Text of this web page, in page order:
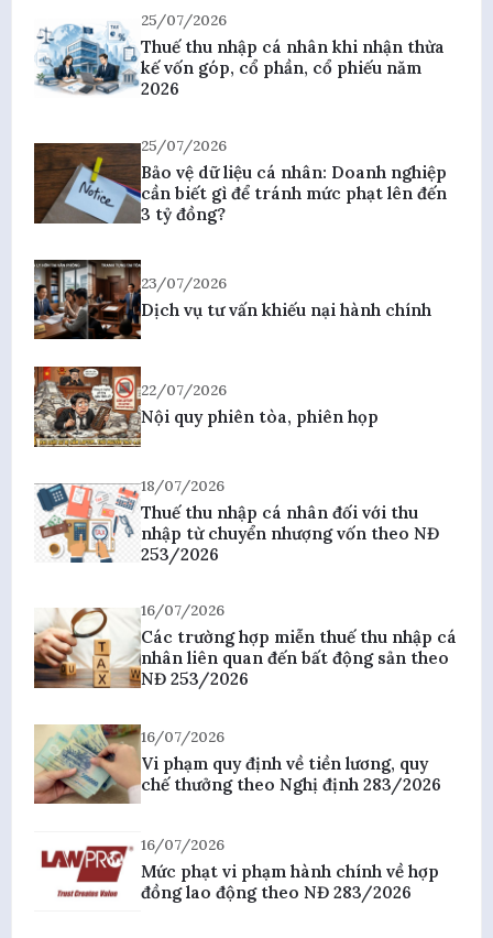
25/07/2026
Thuế thu nhập cá nhân khi nhận thừa
kế vốn góp, cổ phần, cổ phiếu năm
2026
25/07/2026
Bảo vệ dữ liệu cá nhân: Doanh nghiệp
cần biết gì để tránh mức phạt lên đến
3 tỷ đồng?
23/07/2026
Dịch vụ tư vấn khiếu nại hành chính
22/07/2026
Nội quy phiên tòa, phiên họp
18/07/2026
Thuế thu nhập cá nhân đối với thu
nhập từ chuyển nhượng vốn theo NĐ
253/2026
16/07/2026
Các trường hợp miễn thuế thu nhập cá
nhân liên quan đến bất động sản theo
NĐ 253/2026
16/07/2026
Vi phạm quy định về tiền lương, quy
chế thưởng theo Nghị định 283/2026
16/07/2026
Mức phạt vi phạm hành chính về hợp
đồng lao động theo NĐ 283/2026